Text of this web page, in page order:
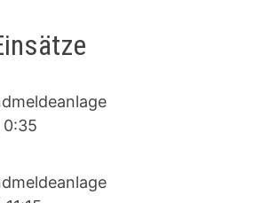
0:35